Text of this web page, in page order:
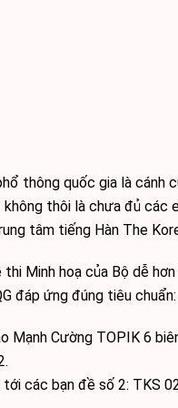
thông quốc gia là
thôi là chưa đủ các
tâm tiếng Hàn The
Minh hoạ của Bộ dễ
đáp ứng đúng tiêu
Mạnh Cường TOPIK 6
tới các bạn đề số 2: TKS